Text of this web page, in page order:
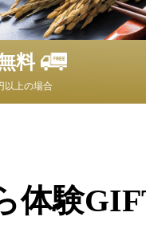
料
以上の場合
体験